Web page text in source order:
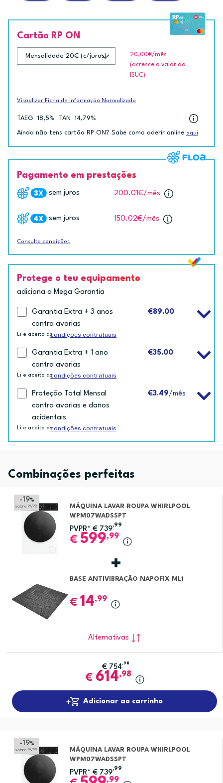
Cartão RP ON
20,00€/mês
(acresce o valor do
ISUC)
Visualizar Ficha de Informação Normalizada
TAEG 18,5% TAN 14,79%
Ainda não tens cartão RP ON? Sabe como aderir online aqui
Pagamento em prestações
sem juros 200.01€/mês
sem juros 150.02€/mês
Consulta condições
Protege o teu equipamento
adiciona a Mega Garantia
Garantia Extra + 3 anos
contra avarias
€89.00
Li e aceito ascondições contratuais
Garantia Extra + 1 ano
contra avarias
€35.00
Li e aceito ascondições contratuais
Proteção Total Mensal
contra avarias e danos
acidentais
€3.49/mês
Li e aceito ascondições contratuais
Combinações perfeitas
-19%
sobre PVPR
MÁQUINA LAVAR ROUPA WHIRLPOOL
WPM07WADSSPT
PVPR* € 739
,99
€ 599,99
BASE ANTIVIBRAÇÃO NAPOFIX ML1
€ 14,99
Alternativas
€ 754,98
€ 614,98
Adicionar ao carrinho
-19%
sobre PVPR
MÁQUINA LAVAR ROUPA WHIRLPOOL
WPM07WADSSPT
PVPR* € 739
,99
,99